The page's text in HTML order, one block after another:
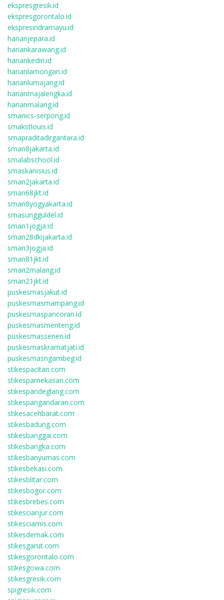
ekspresgresik.id
ekspresgorontalo.id
ekspresindramayu.id
harianjepara.id
hariankarawang.id
hariankediri.id
harianlamongan.id
harianlumajang.id
harianmajalengka.id
harianmalang.id
smanics-serpong.id
smakstlouis.id
smapraditadirgantara.id
sman8jakarta.id
smalabschool.id
smaskanisius.id
sman2jakarta.id
sman68jkt.id
sman8yogyakarta.id
smasungguldel.id
sman1jogja.id
sman28dkijakarta.id
sman3jogja.id
sman81jkt.id
sman2malang.id
sman21jkt.id
puskesmasjakut.id
puskesmasmampang.id
puskesmaspancoran.id
puskesmasmenteng.id
puskesmassenen.id
puskesmaskramatjati.id
puskesmasngambeg.id
stikespacitan.com
stikespamekasan.com
stikespandeglang.com
stikespangandaran.com
stikesacehbarat.com
stikesbadung.com
stikesbanggai.com
stikesbangka.com
stikesbanyumas.com
stikesbekasi.com
stikesblitar.com
stikesbogor.com
stikesbrebes.com
stikescianjur.com
stikesciamis.com
stikesdemak.com
stikesgarut.com
stikesgorontalo.com
stikesgowa.com
stikesgresik.com
spigresik.com